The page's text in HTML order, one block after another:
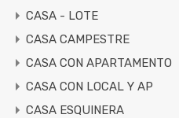
CASA - LOTE
CASA CAMPESTRE
CASA CON APARTAMENTO
CASA CON LOCAL Y AP
CASA ESQUINERA